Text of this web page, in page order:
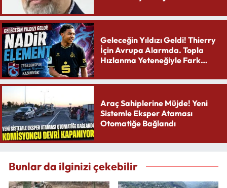
Geleceğin Yıldızı Geldi! Thierry
İçin Avrupa Alarmda. Topla
Hızlanma Yeteneğiyle Fark
Araç Sahiplerine Müjde! Yeni
Sistemle Eksper Ataması
Otomatiğe Bağlandı
Bunlar da ilginizi çekebilir